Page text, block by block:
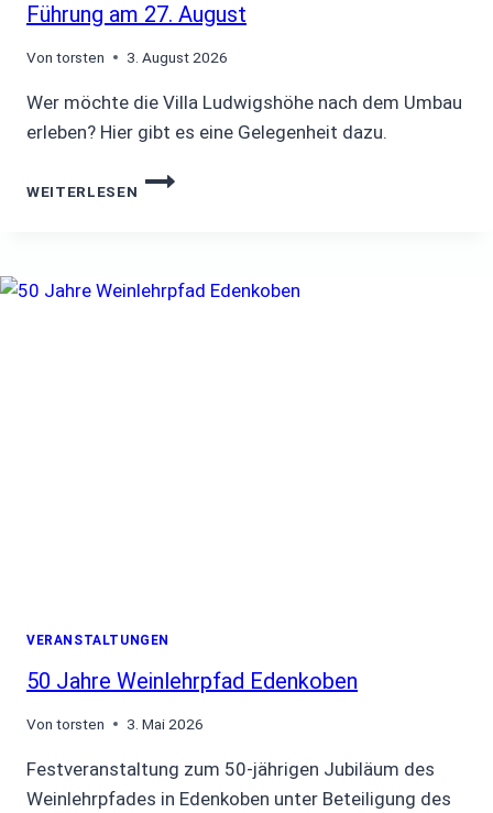
Führung am 27. August
Von torsten 3. August 2026
Wer möchte die Villa Ludwigshöhe nach dem Umbau
erleben? Hier gibt es eine Gelegenheit dazu.
WEITERLESEN
BESUCH
MIT
VERANSTALTUNGEN
50 Jahre Weinlehrpfad Edenkoben
Von torsten 3. Mai 2026
Festveranstaltung zum 50-jährigen Jubiläum des
Weinlehrpfades in Edenkoben unter Beteiligung des